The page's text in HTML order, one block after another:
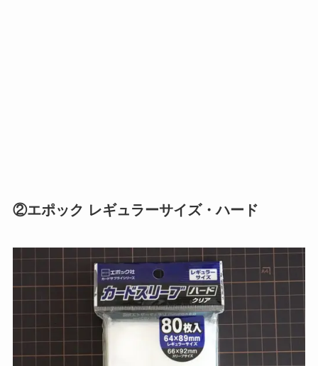
②エポック レギュラーサイズ・ハード